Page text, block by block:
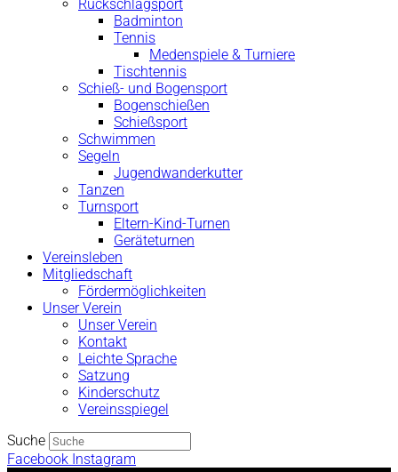
Rückschlagsport
Badminton
Tennis
Medenspiele & Turniere
Tischtennis
Schieß- und Bogensport
Bogenschießen
Schießsport
Schwimmen
Segeln
Jugendwanderkutter
Tanzen
Turnsport
Eltern-Kind-Turnen
Geräteturnen
Vereinsleben
Mitgliedschaft
Fördermöglichkeiten
Unser Verein
Unser Verein
Kontakt
Leichte Sprache
Satzung
Kinderschutz
Vereinsspiegel
Suche
Facebook Instagram